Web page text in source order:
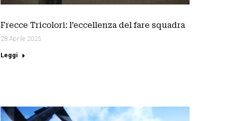
Frecce Tricolori: l’eccellenza del fare squadra
28 Aprile 2025
Leggi